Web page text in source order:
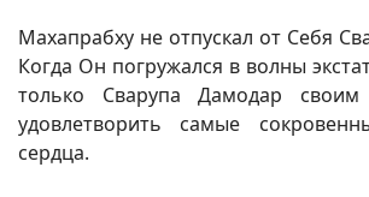
Махапрабху не отпускал от Себя
Когда Он погружался в волны
только Сварупа Дамодар
удовлетворить самые
сердца.